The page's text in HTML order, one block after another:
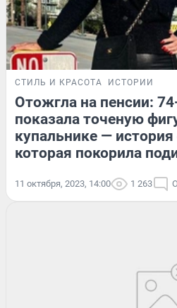
СТИЛЬ И КРАСОТА ИСТОРИИ
Отожгла на пенсии:
показала точеную
купальнике —
которая покорила
11 октября, 2023, 14:00 1 263